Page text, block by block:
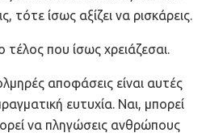
τότε ίσως αξίζει να ρισκάρεις.
που ίσως χρειάζεσαι.
αποφάσεις είναι αυτές
ευτυχία. Ναι, μπορεί
να πληγώσεις ανθρώπους